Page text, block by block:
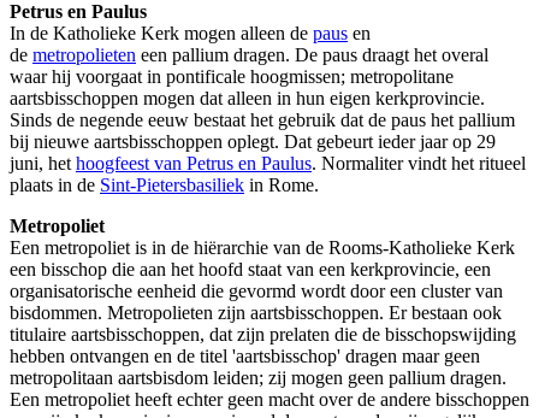
Petrus en Paulus
In de Katholieke Kerk mogen alleen de paus en
de metropolieten een pallium dragen. De paus draagt het overal
waar hij voorgaat in pontificale hoogmissen; metropolitane
aartsbisschoppen mogen dat alleen in hun eigen kerkprovincie.
Sinds de negende eeuw bestaat het gebruik dat de paus het pallium
bij nieuwe aartsbisschoppen oplegt. Dat gebeurt ieder jaar op 29
juni, het hoogfeest van Petrus en Paulus. Normaliter vindt het ritueel
plaats in de Sint-Pietersbasiliek in Rome.
Metropoliet
Een metropoliet is in de hiërarchie van de Rooms-Katholieke Kerk
een bisschop die aan het hoofd staat van een kerkprovincie, een
organisatorische eenheid die gevormd wordt door een cluster van
bisdommen. Metropolieten zijn aartsbisschoppen. Er bestaan ook
titulaire aartsbisschoppen, dat zijn prelaten die de bisschopswijding
hebben ontvangen en de titel 'aartsbisschop' dragen maar geen
metropolitaan aartsbisdom leiden; zij mogen geen pallium dragen.
Een metropoliet heeft echter geen macht over de andere bisschoppen